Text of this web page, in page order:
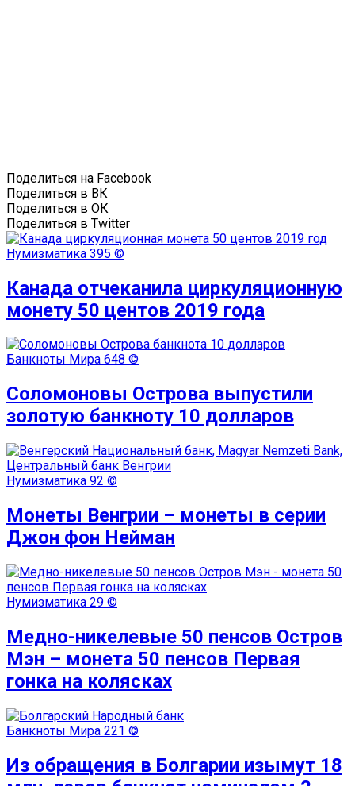
Поделиться на Facebook
Поделиться в ВК
Поделиться в ОК
Поделиться в Twitter
Нумизматика 395 ©
Канада отчеканила циркуляционную
монету 50 центов 2019 года
Банкноты Мира 648 ©
Соломоновы Острова выпустили
золотую банкноту 10 долларов
Нумизматика 92 ©
Монеты Венгрии – монеты в серии
Джон фон Нейман
Нумизматика 29 ©
Медно-никелевые 50 пенсов Остров
Мэн – монета 50 пенсов Первая
гонка на колясках
Банкноты Мира 221 ©
Из обращения в Болгарии изымут 18